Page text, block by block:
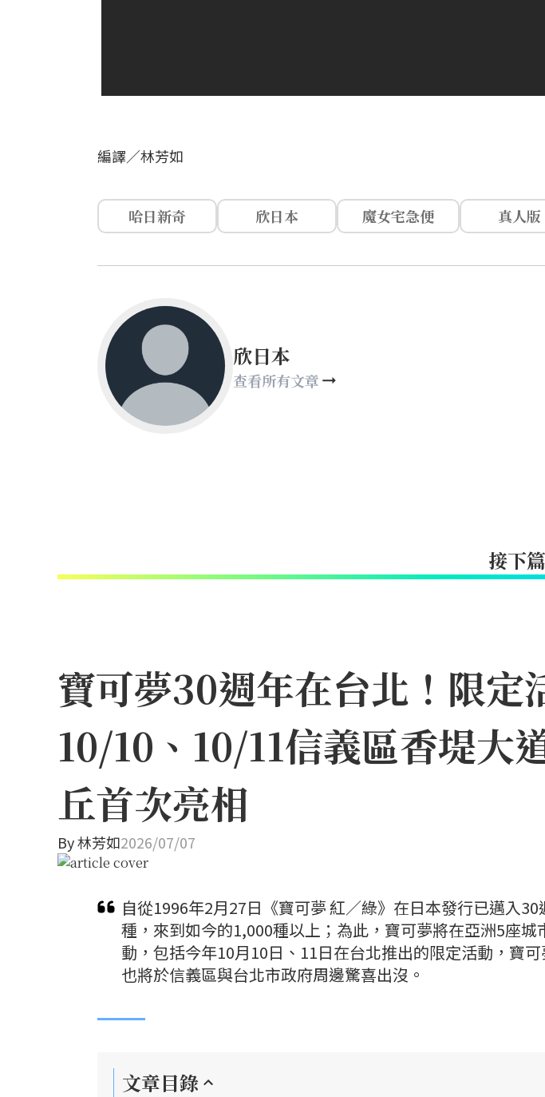
編譯／林芳如
哈日新奇 欣日本 魔女宅急便 真人版
欣日本
查看所有文章
接下
寶可夢30週年在台北！限定
10/10、10/11信義區香堤大
丘首次亮相
By林芳如2026/07/07
自從1996年2月27日《寶可夢 紅／綠》在日本發行已邁入
種，來到如今的1,000種以上；為此，寶可夢將在亞洲5座
動，包括今年10月10日、11日在台北推出的限定活動，寶
也將於信義區與台北市政府周邊驚喜出沒。
文章目錄